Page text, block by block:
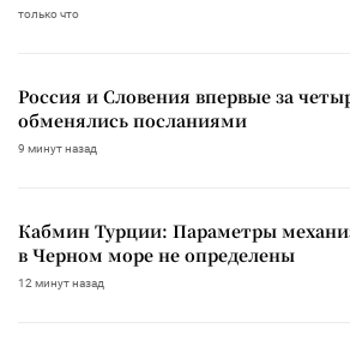
только что
Россия и Словения впервые за
обменялись посланиями
9 минут назад
Кабмин Турции: Параметры
в Черном море не определены
12 минут назад